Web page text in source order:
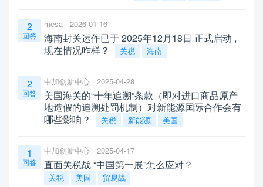
2
回答
mesa 2026-01-16
海南封关运作已于 2025年12月18日 正式启动 ,
现在情况咋样？
关税 海南
2
回答
中加创新中心 2025-04-28
美国海关的“十年追溯”条款（即对进口商品原产
地造假的追溯处罚机制）对新能源国际合作会有
哪些影响？
关税 新能源 美国
1
回答
中加创新中心 2025-04-17
直面关税战 “中国第一展”怎么应对？
关税 美国 贸易战